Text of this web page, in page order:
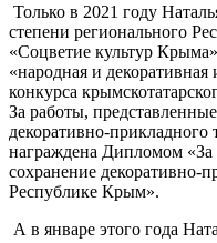
Только в 2021 году
степени регионального
«Соцветие культур
«народная и
конкурса
За работы,
декоративно-
награждена Дипломом «За
сохранение декоративно-
Республике Крым».
А в январе этого года